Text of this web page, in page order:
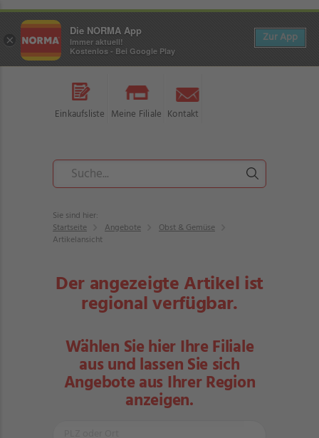
Einkaufsliste Meine Filiale Kontakt
Sie sind hier:
Startseite
Angebote
Obst & Gemüse
Artikelansicht
Der angezeigte Artikel ist
regional verfügbar.
Wählen Sie hier Ihre Filiale
aus und lassen Sie sich
Angebote aus Ihrer Region
anzeigen.
×
Die NORMA App
Immer aktuell!
Kostenlos - Bei Google Play
Zur App